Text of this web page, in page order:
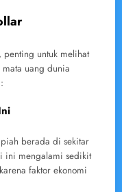
penting untuk melihat
uang dunia
berada di sekitar
ini mengalami sedikit
faktor ekonomi